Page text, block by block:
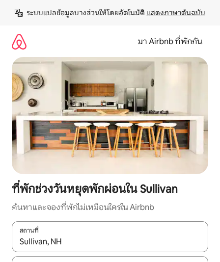
เนื้อหา
ระบบแปลข้อมูลบางส่วนให้โดยอัตโนมัติ แสดงภาษาต้นฉบับ
มา Airbnb ที่พักกัน
ที่พักช่วงวันหยุดพักผ่อนใน Sullivan
ค้นหาและจองที่พักไม่เหมือนใครใน Airbnb
สถานที่
ใช้ลูกศรขึ้นลง หรือใช้การสัมผัสหรือปัด เพื่อสำรวจผลการค้นหา